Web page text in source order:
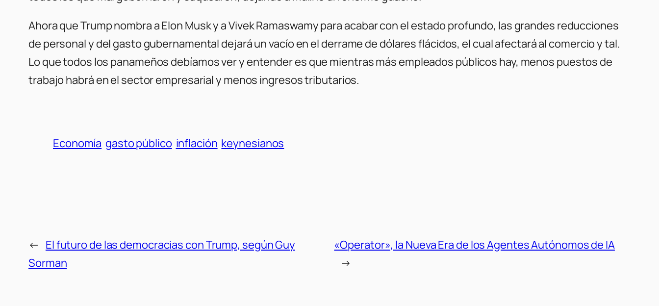
Ahora que Trump nombra a Elon Musk y a Vivek Ramaswamy para acabar con el estado profundo, las grandes reducciones
de personal y del gasto gubernamental dejará un vacío en el derrame de dólares flácidos, el cual afectará al comercio y tal.
Lo que todos los panameños debíamos ver y entender es que mientras más empleados públicos hay, menos puestos de
trabajo habrá en el sector empresarial y menos ingresos tributarios.
Economía gasto público inflación keynesianos
← El futuro de las democracias con Trump, según Guy
Sorman
«Operator», la Nueva Era de los Agentes Autónomos de IA
→